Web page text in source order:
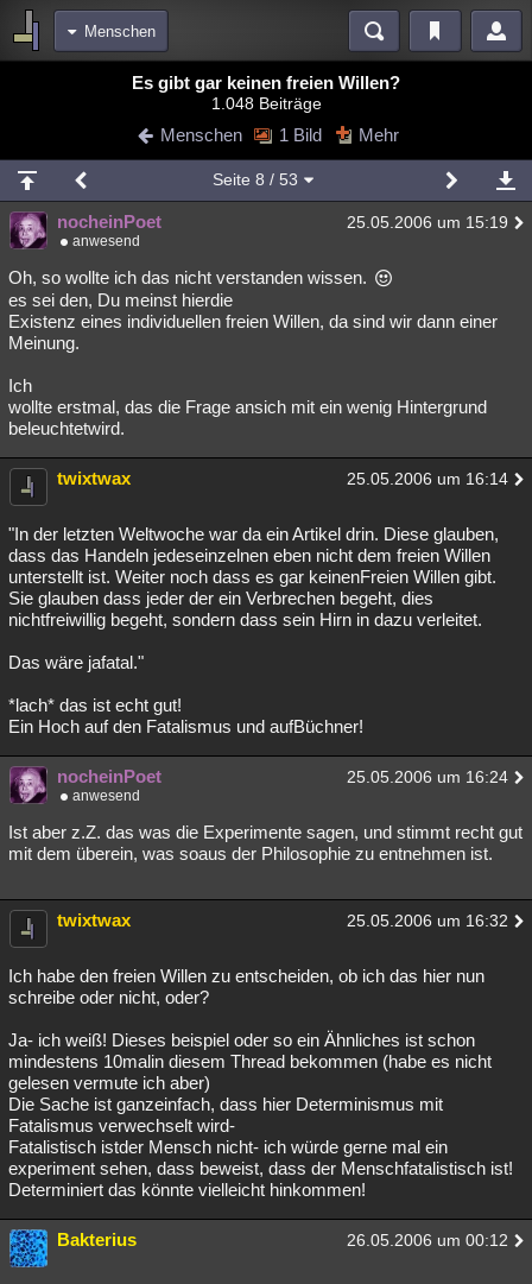
Menschen
Blogs Videos
Chat Wiki Neuigkeiten
meine Rubriken
Menschen Wissenschaft Mystery Kriminalfälle
Spiritualität Verschwörungen Technologie
Natur Umfragen Unterhaltung
weitere Rubriken
Philosophie
Astronomie
Musik Clash Allmystery English
Besucht Teilgenommen Alle Neue Geschlossen
Lesenswert Schlüsselwörter
Es gibt gar keinen freien Willen?
1.048 Beiträge
Menschen 1 Bild Mehr
Seite 8 / 53
nocheinPoet 25.05.2006 um 15:19
anwesend
Oh, so wollte ich das nicht verstanden wissen.
es sei den, Du meinst hierdie
Existenz eines individuellen freien Willen, da sind wir dann einer
Meinung.
Ich
wollte erstmal, das die Frage ansich mit ein wenig Hintergrund
beleuchtetwird.
twixtwax 25.05.2006 um 16:14
"In der letzten Weltwoche war da ein Artikel drin. Diese glauben,
dass das Handeln jedeseinzelnen eben nicht dem freien Willen
unterstellt ist. Weiter noch dass es gar keinenFreien Willen gibt.
Sie glauben dass jeder der ein Verbrechen begeht, dies
nichtfreiwillig begeht, sondern dass sein Hirn in dazu verleitet.
Das wäre jafatal."
*lach* das ist echt gut!
Ein Hoch auf den Fatalismus und aufBüchner!
nocheinPoet 25.05.2006 um 16:24
anwesend
Ist aber z.Z. das was die Experimente sagen, und stimmt recht gut
mit dem überein, was soaus der Philosophie zu entnehmen ist.
twixtwax 25.05.2006 um 16:32
Ich habe den freien Willen zu entscheiden, ob ich das hier nun
schreibe oder nicht, oder?
Ja- ich weiß! Dieses beispiel oder so ein Ähnliches ist schon
mindestens 10malin diesem Thread bekommen (habe es nicht
gelesen vermute ich aber)
Die Sache ist ganzeinfach, dass hier Determinismus mit
Fatalismus verwechselt wird-
Fatalistisch istder Mensch nicht- ich würde gerne mal ein
experiment sehen, dass beweist, dass der Menschfatalistisch ist!
Determiniert das könnte vielleicht hinkommen!
Bakterius 26.05.2006 um 00:12